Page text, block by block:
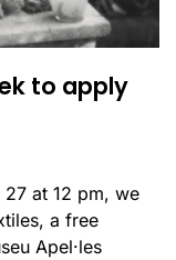
to apply
27 at 12 pm, we
a free
Apel·les